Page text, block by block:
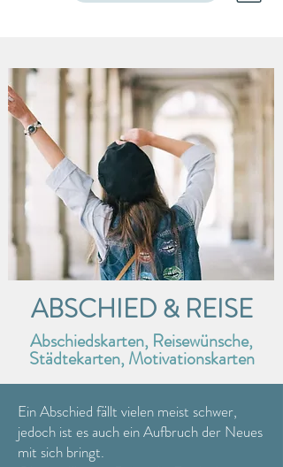
ABSCHIED & REISE
Abschiedskarten, Reisewünsche,
Städtekarten, Motivationskarten
Ein Abschied fällt vielen meist schwer,
jedoch ist es auch ein Aufbruch der Neues
mit sich bringt.